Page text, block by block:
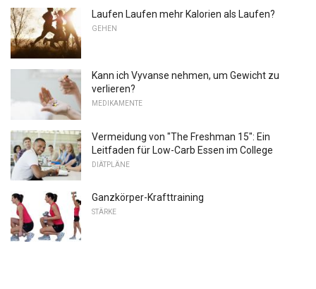
Laufen Laufen mehr Kalorien als Laufen?
GEHEN
Kann ich Vyvanse nehmen, um Gewicht zu
verlieren?
MEDIKAMENTE
Vermeidung von "The Freshman 15": Ein
Leitfaden für Low-Carb Essen im College
DIÄTPLÄNE
Ganzkörper-Krafttraining
STÄRKE